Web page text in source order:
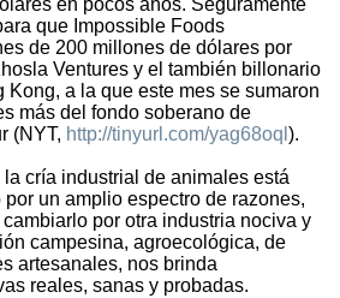
en pocos años. Seguramente
que Impossible Foods
de 200 millones de dólares por
Ventures y el también billonario
Kong, a la que este mes se sumaron
más del fondo soberano de
(NYT, http://tinyurl.com/yag68oql ).
cría industrial de animales está
un amplio espectro de razones,
por otra industria nociva y
campesina, agroecológica, de
artesanales, nos brinda
reales, sanas y probadas.